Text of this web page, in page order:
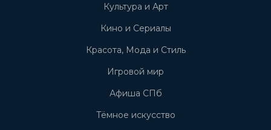
Культура и Арт
Кино и Сериалы
Красота, Мода и Стиль
Игровой мир
Афиша СПб
Тёмное искусство